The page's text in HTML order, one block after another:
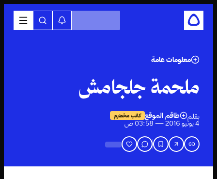
معلومات عامة
ملحمة جلجامش
بقلم طاقم الموقع كاتب مخضرم
4 يونيو 2016 — 03:58 ص